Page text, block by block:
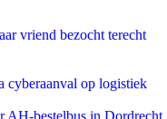
vriend bezocht terecht
cyberaanval op logistiek
AH-bestelbus in Dordrecht